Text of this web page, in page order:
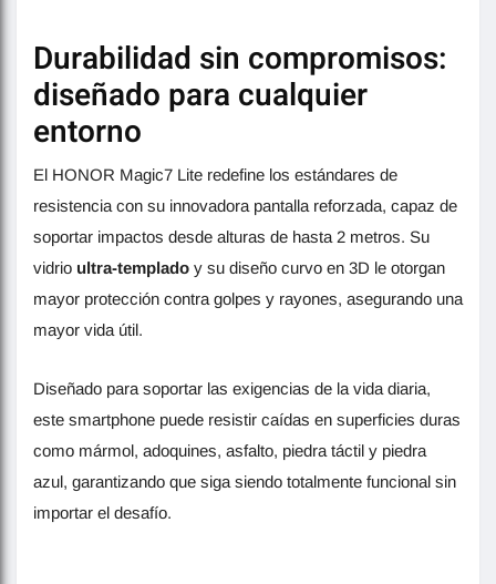
Durabilidad sin compromisos:
diseñado para cualquier
entorno
El HONOR Magic7 Lite redefine los estándares de
resistencia con su innovadora pantalla reforzada, capaz de
soportar impactos desde alturas de hasta 2 metros. Su
vidrio ultra-templado y su diseño curvo en 3D le otorgan
mayor protección contra golpes y rayones, asegurando una
mayor vida útil.
Diseñado para soportar las exigencias de la vida diaria,
este smartphone puede resistir caídas en superficies duras
como mármol, adoquines, asfalto, piedra táctil y piedra
azul, garantizando que siga siendo totalmente funcional sin
importar el desafío.